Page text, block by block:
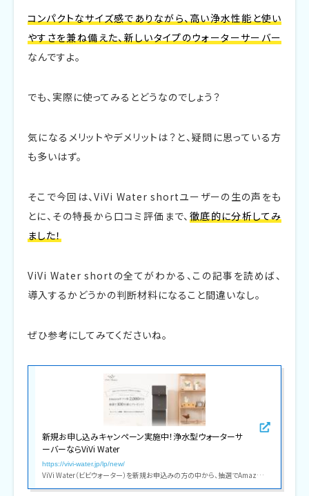
コンパクトなサイズ感でありながら、高い浄水性能と使い
やすさを兼ね備えた、新しいタイプのウォーターサーバー
なんですよ。
でも、実際に使ってみるとどうなのでしょう？
気になるメリットやデメリットは？と、疑問に思っている方
も多いはず。
そこで今回は、ViVi Water shortユーザーの生の声をも
とに、その特長から口コミ評価まで、 徹底的に分析してみ
ました！
ViVi Water shortの全てがわかる、この記事を読めば、
導入するかどうかの判断材料になること間違いなし。
ぜひ参考にしてみてくださいね。
新規お申し込みキャンペーン実施中！浄水型ウォーターサ
ーバーならViVi Water
https://vivi-water.jp/lp/new/
ViVi Water（ビビウォーター）を新規お申込みの方の中から、抽選でAmazonギフト券が当たるお得なキャンペーンを実施中。明日をつくる ViVi Water がここちよいウォーターサーバー体験を提供します。